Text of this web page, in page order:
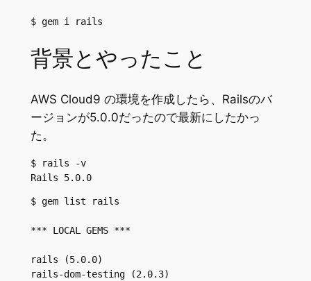
$ gem i rails
背景とやったこと
AWS Cloud9 の環境を作成したら、Railsのバ
ージョンが5.0.0だったので最新にしたかっ
た。
$ rails -v
Rails 5.0.0
$ gem list rails
*** LOCAL GEMS ***
rails (5.0.0)
rails-dom-testing (2.0.3)